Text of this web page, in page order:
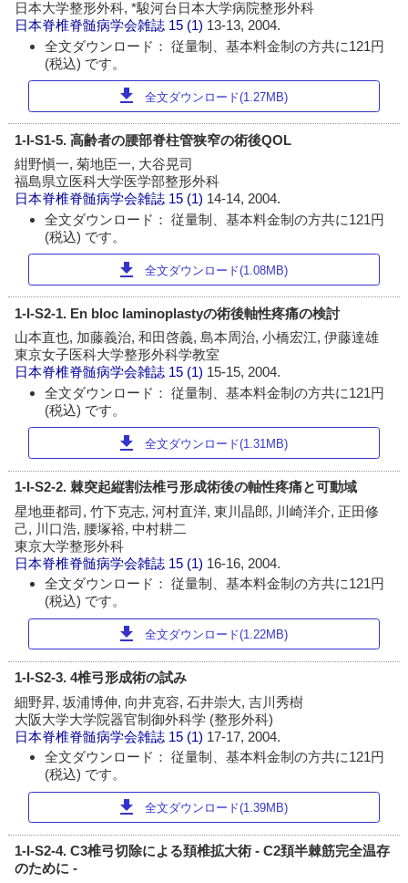
日本大学整形外科, *駿河台日本大学病院整形外科
日本脊椎脊髄病学会雑誌 15 (1) 13-13, 2004.
全文ダウンロード： 従量制、基本料金制の方共に121円
(税込) です。
download 全文ダウンロード(1.27MB)
1-I-S1-5. 高齢者の腰部脊柱管狭窄の術後QOL
紺野愼一, 菊地臣一, 大谷晃司
福島県立医科大学医学部整形外科
日本脊椎脊髄病学会雑誌 15 (1) 14-14, 2004.
全文ダウンロード： 従量制、基本料金制の方共に121円
(税込) です。
download 全文ダウンロード(1.08MB)
1-I-S2-1. En bloc laminoplastyの術後軸性疼痛の検討
山本直也, 加藤義治, 和田啓義, 島本周治, 小橋宏江, 伊藤達雄
東京女子医科大学整形外科学教室
日本脊椎脊髄病学会雑誌 15 (1) 15-15, 2004.
全文ダウンロード： 従量制、基本料金制の方共に121円
(税込) です。
download 全文ダウンロード(1.31MB)
1-I-S2-2. 棘突起縦割法椎弓形成術後の軸性疼痛と可動域
星地亜都司, 竹下克志, 河村直洋, 東川晶郎, 川崎洋介, 正田修
己, 川口浩, 腰塚裕, 中村耕二
東京大学整形外科
日本脊椎脊髄病学会雑誌 15 (1) 16-16, 2004.
全文ダウンロード： 従量制、基本料金制の方共に121円
(税込) です。
download 全文ダウンロード(1.22MB)
1-I-S2-3. 4椎弓形成術の試み
細野昇, 坂浦博伸, 向井克容, 石井崇大, 吉川秀樹
大阪大学大学院器官制御外科学 (整形外科)
日本脊椎脊髄病学会雑誌 15 (1) 17-17, 2004.
全文ダウンロード： 従量制、基本料金制の方共に121円
(税込) です。
download 全文ダウンロード(1.39MB)
1-I-S2-4. C3椎弓切除による頚椎拡大術 - C2頚半棘筋完全温存
のために -